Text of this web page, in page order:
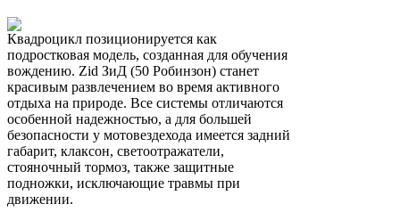
Квадроцикл позиционируется как
подростковая модель, созданная для обучения
вождению. Zid ЗиД (50 Робинзон) станет
красивым развлечением во время активного
отдыха на природе. Все системы отличаются
особенной надежностью, а для большей
безопасности у мотовездехода имеется задний
габарит, клаксон, светоотражатели,
стояночный тормоз, также защитные
подножки, исключающие травмы при
движении.